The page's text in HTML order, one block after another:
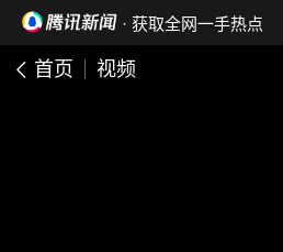
· 获取全网一手热点
首页 视频